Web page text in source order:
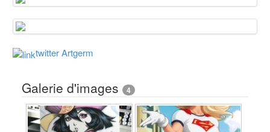
twitter Artgerm
Galerie d'images 4